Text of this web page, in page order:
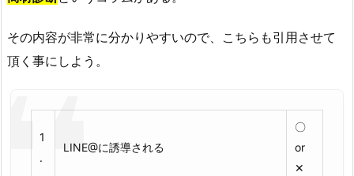
その内容が非常に分かりやすいので、こちらも引用させて
頂く事にしよう。
1
.
LINE@に誘導される
〇
or
✕